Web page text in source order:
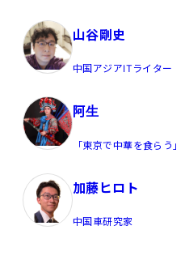
山谷剛史
中国アジアITライター
阿生
「東京で中華を食らう」
加藤ヒロト
中国車研究家